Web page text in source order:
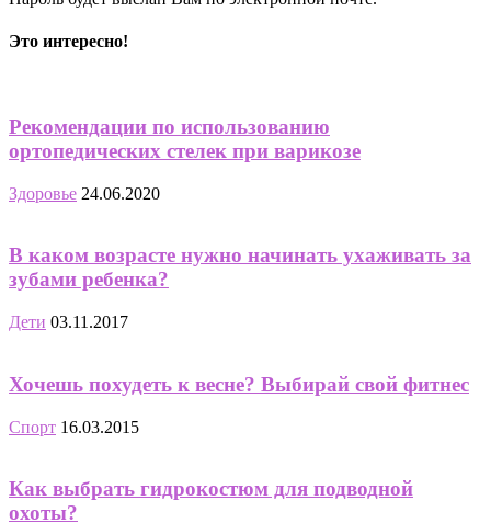
Это интересно!
Рекомендации по использованию
ортопедических стелек при варикозе
Здоровье 24.06.2020
В каком возрасте нужно начинать ухаживать за
зубами ребенка?
Дети 03.11.2017
Хочешь похудеть к весне? Выбирай свой фитнес
Спорт 16.03.2015
Как выбрать гидрокостюм для подводной
охоты?